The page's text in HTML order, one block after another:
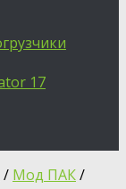
17
/ Мод ПАК/